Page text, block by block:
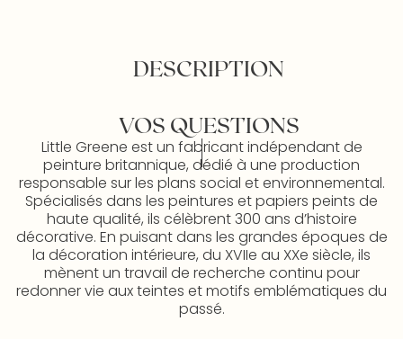
DESCRIPTION
VOS QUESTIONS
Little Greene est un fabricant indépendant de
peinture britannique, dédié à une production
responsable sur les plans social et environnemental.
Spécialisés dans les peintures et papiers peints de
haute qualité, ils célèbrent 300 ans d’histoire
décorative. En puisant dans les grandes époques de
la décoration intérieure, du XVIIe au XXe siècle, ils
mènent un travail de recherche continu pour
redonner vie aux teintes et motifs emblématiques du
passé.